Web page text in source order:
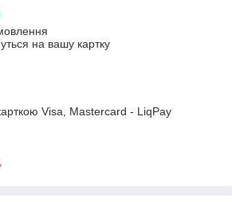
на вашу картку
Visa, Mastercard - LiqPay